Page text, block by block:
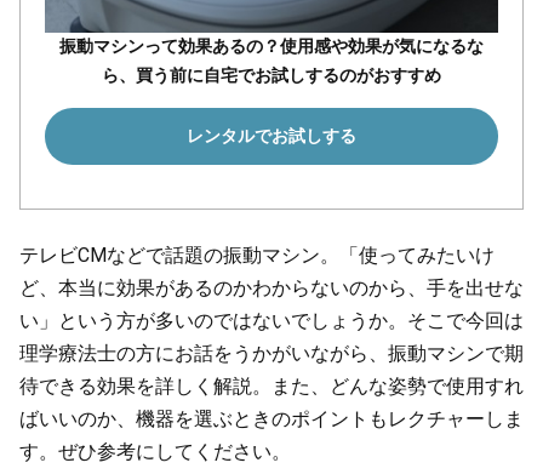
振動マシンって効果あるの？使用感や効果が気になるな
ら、買う前に自宅でお試しするのがおすすめ
レンタルでお試しする
テレビCMなどで話題の振動マシン。「使ってみたいけ
ど、本当に効果があるのかわからないのから、手を出せな
い」という方が多いのではないでしょうか。そこで今回は
理学療法士の方にお話をうかがいながら、振動マシンで期
待できる効果を詳しく解説。また、どんな姿勢で使用すれ
ばいいのか、機器を選ぶときのポイントもレクチャーしま
す。ぜひ参考にしてください。